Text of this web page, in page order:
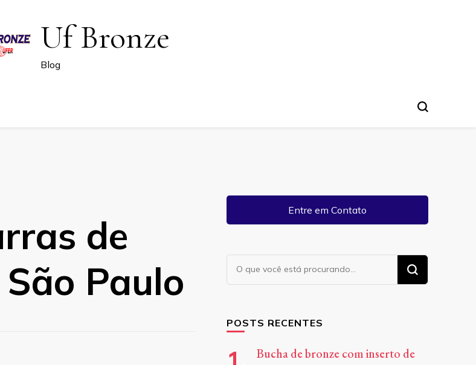
Uf Bronze
Blog
de
Paulo
Entre em Contato
Procurando
algo?
POSTS RECENTES
Bucha de bronze com inserto de